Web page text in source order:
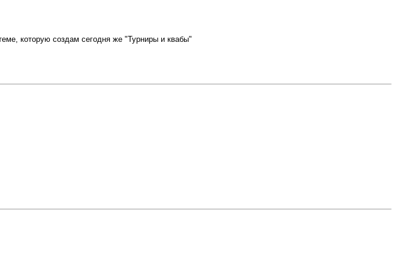
которую создам сегодня же "Турниры и квабы"